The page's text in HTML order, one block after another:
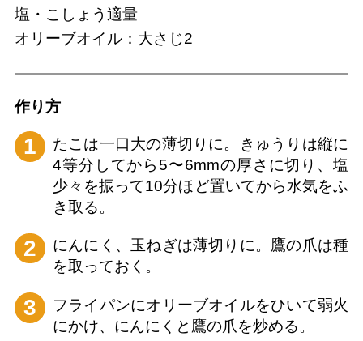
塩・こしょう適量
オリーブオイル：大さじ2
作り⽅
1
たこは一口大の薄切りに。きゅうりは縦に
4等分してから5〜6mmの厚さに切り、塩
少々を振って10分ほど置いてから水気をふ
き取る。
2
にんにく、玉ねぎは薄切りに。鷹の爪は種
を取っておく。
3
フライパンにオリーブオイルをひいて弱火
にかけ、にんにくと鷹の爪を炒める。